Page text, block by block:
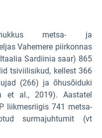
metsa- ja
Vahemere piirkonnas
Sardiinia saar) 865
tsiviilisikud, kellest 366
(266) ja õhusõiduki
et al., 2019). Aastatel
liikmesriigis 741 metsa-
surmajuhtumit (vt